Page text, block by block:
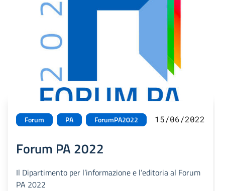
Forum PA ForumPA2022 15/06/2022
Forum PA 2022
Il Dipartimento per l’informazione e l’editoria al Forum
PA 2022